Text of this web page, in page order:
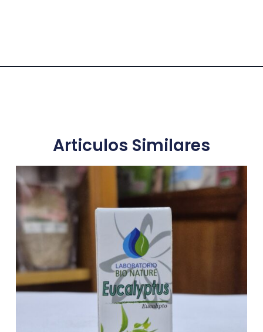
Articulos Similares